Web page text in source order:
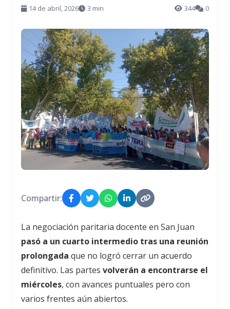
14 de abril, 2026 3 min 344 0
Compartir:
La negociación paritaria docente en San Juan
pasó a un cuarto intermedio tras una reunión
prolongada que no logró cerrar un acuerdo
definitivo. Las partes volverán a encontrarse el
miércoles, con avances puntuales pero con
varios frentes aún abiertos.